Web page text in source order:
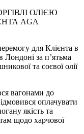
ОЛІЄЮ
AGA
для Клієнта в
Лондоні за п’ятьма
та соєвої олії
вагонами до
оплачувати
якість та
щодо харчової